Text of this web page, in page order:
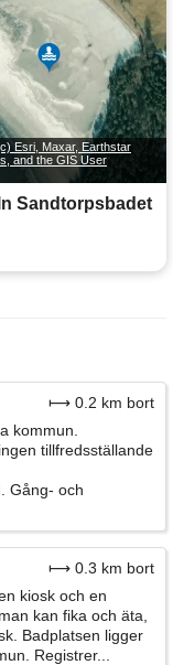
Esri, Maxar, Earthstar
and the GIS User
Sandtorpsbadet
⟼ 0.2 km bort
kommun.
tillfredsställande
Gång- och
⟼ 0.3 km bort
kiosk och en
kan fika och äta,
Badplatsen ligger
Registrer...